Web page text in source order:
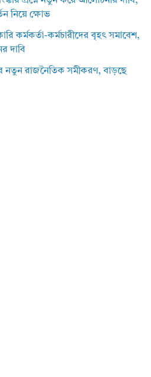
নিয়ে ক্ষোভ
কর্মকর্তা-কর্মচারীদের বৃহৎ সমাবেশ,
দাবি
নতুন রাজনৈতিক সমীকরণ, বাড়ছে